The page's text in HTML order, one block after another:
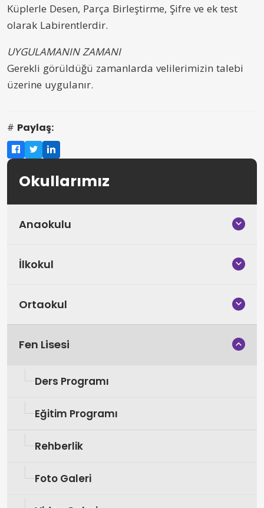
Okullarımız
Anaokulu
İlkokul
Ortaokul
Fen Lisesi
Ders Programı
Eğitim Programı
Rehberlik
Foto Galeri
Küplerle Desen, Parça Birleştirme, Şifre ve ek test
olarak Labirentlerdir.
UYGULAMANIN ZAMANI
Gerekli görüldüğü zamanlarda velilerimizin talebi
üzerine uygulanır.
Paylaş: